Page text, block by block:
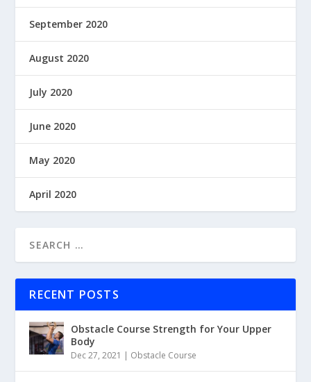
September 2020
August 2020
July 2020
June 2020
May 2020
April 2020
RECENT POSTS
Obstacle Course Strength for Your Upper
Body
Dec 27, 2021 | Obstacle Course